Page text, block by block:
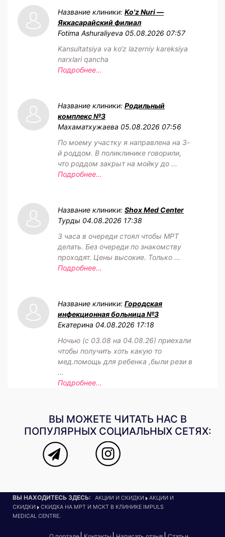
Название клиники: Ko'z Nuri —
Яккасарайский филиал
Fotima Ashuraliyeva 05.08.2026 07:57
Kansultatsiya va ko‘z lazerniy kareksiya
narxlari qancha
Подробнее...
Название клиники: Родильный
комплекс №3
Махаматхужаева 05.08.2026 07:56
По моему участку я направлена на 3-
й роддом. В поликлинике говорили,
что роддом закрыт на мойку до ...
Подробнее...
Название клиники: Shox Med Center
Турды 04.08.2026 17:38
3 часа в очереди стоял чтобы МРТ
делать. Без очереди по знакомству
проходят. Цены высокие. Только ...
Подробнее...
Название клиники: Городская
инфекционная больница №3
Екатерина 04.08.2026 17:18
Ночью (с 03.08 на 04.08.26) приехали
чтобы получить хоть какую то
мед.помощь для ребенка ,были рези в
...
Подробнее...
ВЫ МОЖЕТЕ ЧИТАТЬ НАС В
ПОПУЛЯРНЫХ СОЦИАЛЬНЫХ СЕТЯХ:
ВЫ НАХОДИТЕСЬ ЗДЕСЬ: АКЦИИ И СКИДКИ
АКЦИИ И
СКИДКИ
СКИДКА НА МРТ И МСКТ В КЛИНИКЕ IMPULS
MEDICAL CENTRE.